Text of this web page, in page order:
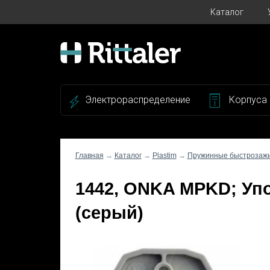
Каталог
Электрораспределение Корпуса
Главная → Каталог→ Plastim→ Пружинные
1442, ONKA MPKD;
(серый)